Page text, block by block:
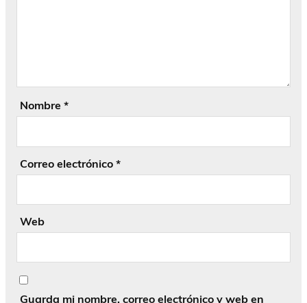
Nombre *
Correo electrónico *
Web
Guarda mi nombre, correo electrónico y web en